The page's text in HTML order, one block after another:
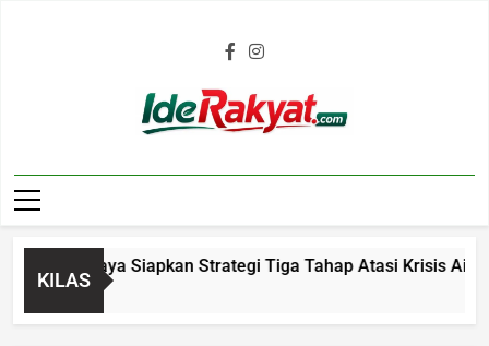
Iderakyat.com
KILAS
Siapkan Strategi Tiga Tahap Atasi Krisis Air